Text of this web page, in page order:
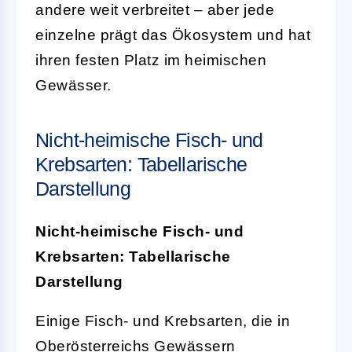
andere weit verbreitet – aber jede
einzelne prägt das Ökosystem und hat
ihren festen Platz im heimischen
Gewässer.
Nicht-heimische Fisch- und
Krebsarten: Tabellarische
Darstellung
Nicht-heimische Fisch- und
Krebsarten: Tabellarische
Darstellung
Einige Fisch- und Krebsarten, die in
Oberösterreichs Gewässern